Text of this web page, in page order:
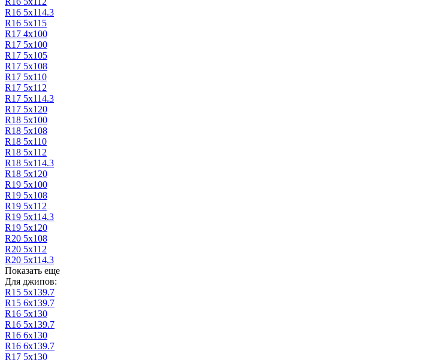
R16 5х114.3
R16 5х115
R17 4х100
R17 5х100
R17 5x105
R17 5х108
R17 5х110
R17 5х112
R17 5х114.3
R17 5х120
R18 5х100
R18 5х108
R18 5х110
R18 5х112
R18 5х114.3
R18 5х120
R19 5х100
R19 5х108
R19 5х112
R19 5х114.3
R19 5х120
R20 5х108
R20 5х112
R20 5х114.3
Показать еще
Для джипов:
R15 5х139.7
R15 6х139.7
R16 5х130
R16 5х139.7
R16 6х130
R16 6х139.7
R17 5х130